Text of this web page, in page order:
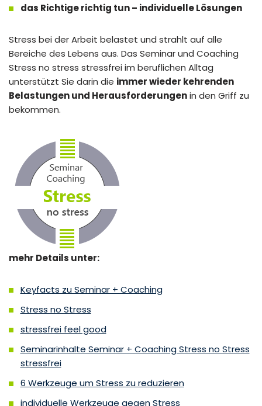
das Richtige richtig tun – individuelle Lösungen
Stress bei der Arbeit belastet und strahlt auf alle
Bereiche des Lebens aus. Das Seminar und Coaching
Stress no stress stressfrei im beruflichen Alltag
unterstützt Sie darin die immer wieder kehrenden
Belastungen und Herausforderungenin den Griff zu
bekommen.
mehr Details unter:
Keyfacts zu Seminar + Coaching
Stress no Stress
stressfrei feel good
Seminarinhalte Seminar + Coaching Stress no Stress
stressfrei
6 Werkzeuge um Stress zu reduzieren
individuelle Werkzeuge gegen Stress